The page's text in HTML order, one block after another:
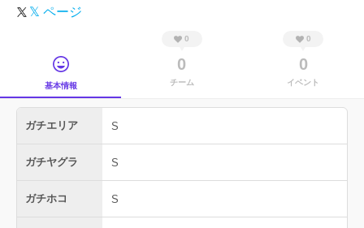
𝕏 ページ
基本情報
0
0
チーム
0
0
イベント
ガチエリア S
ガチヤグラ S
ガチホコ S